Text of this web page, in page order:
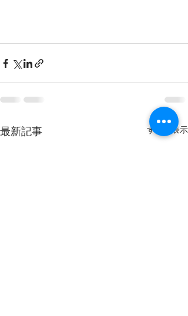
最新記事 すべて表示